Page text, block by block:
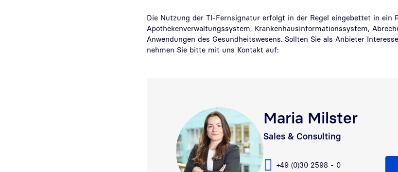
Die Nutzung der TI-Fernsignatur erfolgt in der Regel eingebettet in ein
Apothekenverwaltungssystem, Krankenhausinformationssystem,
Anwendungen des Gesundheitswesens. Sollten Sie als Anbieter
nehmen Sie bitte mit uns Kontakt auf:
Maria Milster
Sales & Consulting
+49 (0)30 2598 - 0